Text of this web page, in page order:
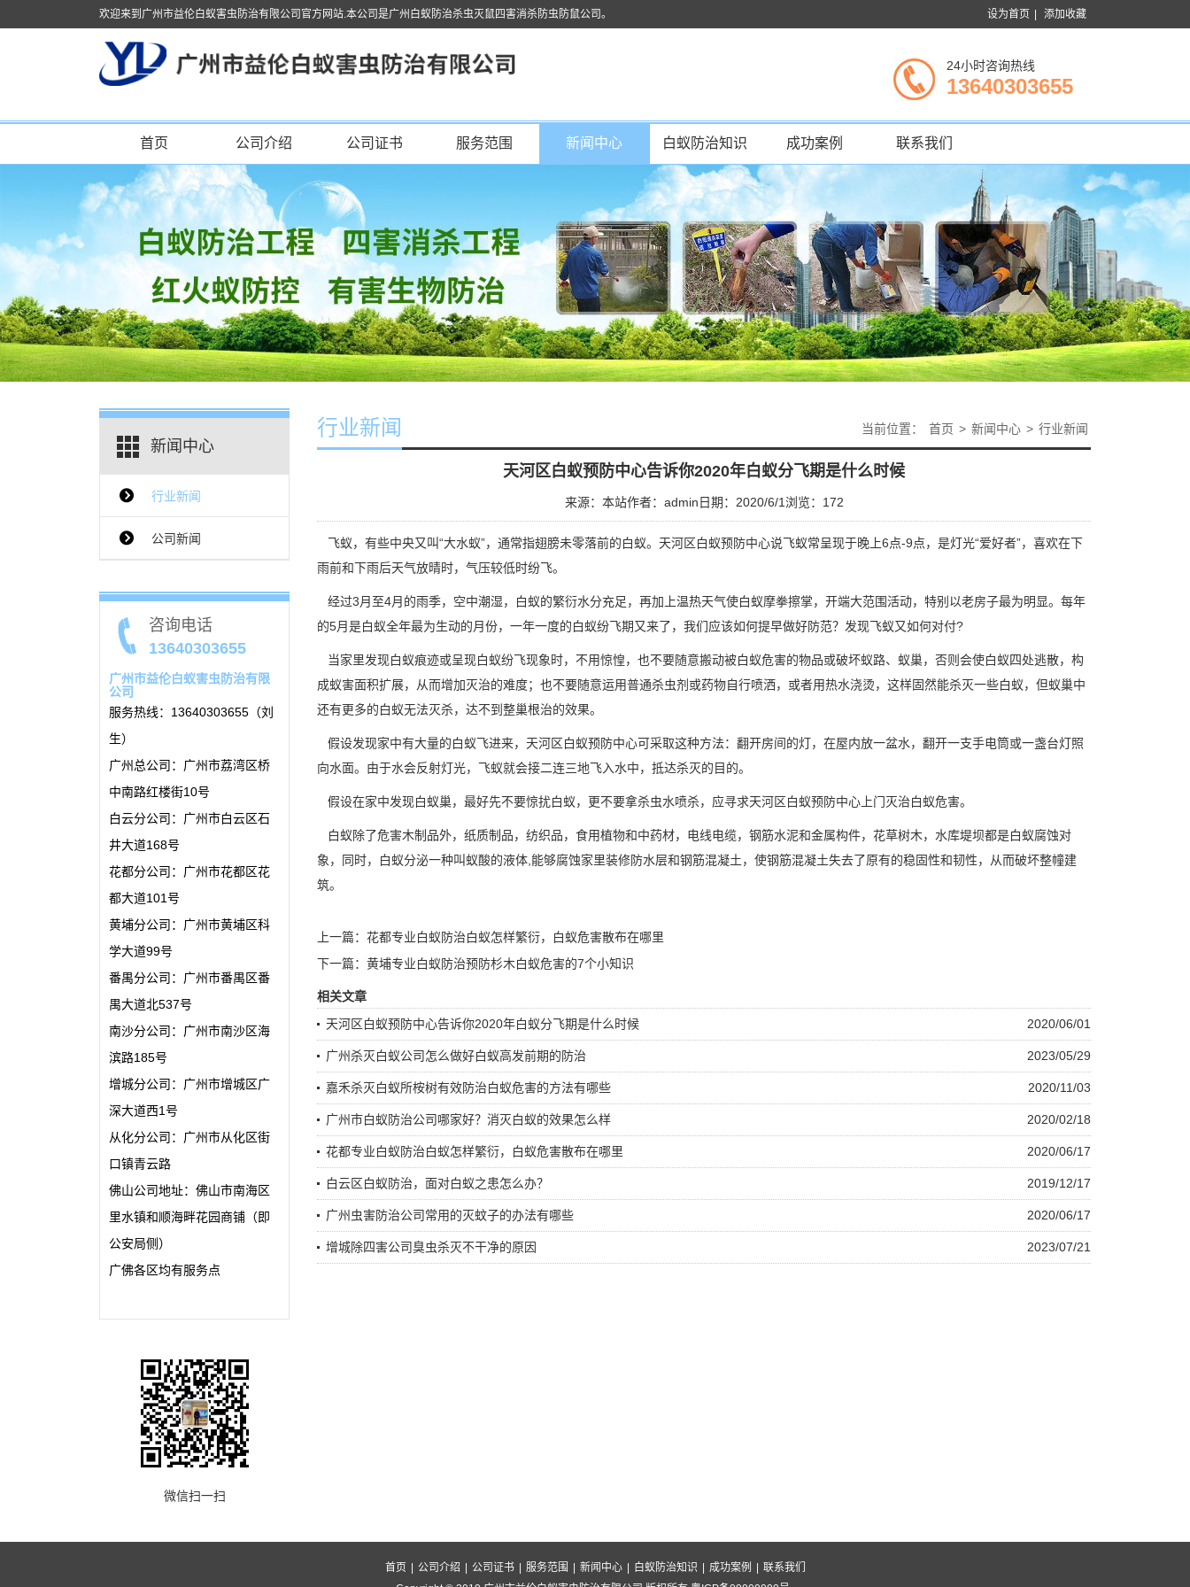
欢迎来到广州市益伦白蚁害虫防治有限公司官方网站.本公司是广州白蚁防治杀虫灭鼠四害消杀防虫防鼠公司。 设为首页 添加收藏
24小时咨询热线
13640303655
首页 公司介绍 公司证书 服务范围 新闻中心 白蚁防治知识 成功案例 联系我们
新闻中心
{$ClassName_en}
行业新闻
公司新闻
咨询电话
13640303655
广州市益伦白蚁害虫防治有限
公司
服务热线：13640303655（刘
生）
广州总公司：广州市荔湾区桥
中南路红楼街10号
白云分公司：广州市白云区石
井大道168号
花都分公司：广州市花都区花
都大道101号
黄埔分公司：广州市黄埔区科
学大道99号
番禺分公司：广州市番禺区番
禺大道北537号
南沙分公司：广州市南沙区海
滨路185号
增城分公司：广州市增城区广
深大道西1号
从化分公司：广州市从化区街
口镇青云路
佛山公司地址：佛山市南海区
里水镇和顺海畔花园商铺（即
公安局侧）
广佛各区均有服务点
微信扫一扫
行业新闻 当前位置： 首页 > 新闻中心 > 行业新闻
天河区白蚁预防中心告诉你2020年白蚁分飞期是什么时候
来源：本站作者：admin 日期：2020/6/1浏览： 172
飞蚁，有些中央又叫“大水蚁”，通常指翅膀未零落前的白蚁。 天河区白蚁预防中心说飞蚁常呈现于晚上6点-9点，是灯光“爱好者”，喜欢在下
雨前和下雨后天气放晴时，气压较低时纷飞。
经过3月至4月的雨季，空中潮湿，白蚁的繁衍水分充足，再加上温热天气使白蚁摩拳擦掌，开端大范围活动，特别以老房子最为明显。每年
的5月是白蚁全年最为生动的月份，一年一度的白蚁纷飞期又来了，我们应该如何提早做好防范？发现飞蚁又如何对付?
当家里发现白蚁痕迹或呈现白蚁纷飞现象时，不用惊惶，也不要随意搬动被白蚁危害的物品或破坏蚁路、蚁巢，否则会使白蚁四处逃散，构
成蚁害面积扩展，从而增加灭治的难度；也不要随意运用普通杀虫剂或药物自行喷洒，或者用热水浇烫，这样固然能杀灭一些白蚁，但蚁巢中
还有更多的白蚁无法灭杀，达不到整巢根治的效果。
假设发现家中有大量的白蚁飞进来，天河区白蚁预防中心可采取这种方法：翻开房间的灯，在屋内放一盆水，翻开一支手电筒或一盏台灯照
向水面。由于水会反射灯光，飞蚁就会接二连三地飞入水中，抵达杀灭的目的。
假设在家中发现白蚁巢，最好先不要惊扰白蚁，更不要拿杀虫水喷杀，应寻求天河区白蚁预防中心上门灭治白蚁危害。
白蚁除了危害木制品外，纸质制品，纺织品，食用植物和中药材，电线电缆，钢筋水泥和金属构件，花草树木，水库堤坝都是白蚁腐蚀对
象，同时，白蚁分泌一种叫蚁酸的液体,能够腐蚀家里装修防水层和钢筋混凝土，使钢筋混凝土失去了原有的稳固性和韧性，从而破坏整幢建
筑。
上一篇：花都专业白蚁防治白蚁怎样繁衍，白蚁危害散布在哪里
下一篇：黄埔专业白蚁防治预防杉木白蚁危害的7个小知识
相关文章
2020/06/01
天河区白蚁预防中心告诉你2020年白蚁分飞期是什么时候
2023/05/29
广州杀灭白蚁公司怎么做好白蚁高发前期的防治
2020/11/03
嘉禾杀灭白蚁所桉树有效防治白蚁危害的方法有哪些
2020/02/18
广州市白蚁防治公司哪家好？消灭白蚁的效果怎么样
2020/06/17
花都专业白蚁防治白蚁怎样繁衍，白蚁危害散布在哪里
2019/12/17
白云区白蚁防治，面对白蚁之患怎么办？
2020/06/17
广州虫害防治公司常用的灭蚊子的办法有哪些
2023/07/21
增城除四害公司臭虫杀灭不干净的原因
首页 公司介绍 公司证书 服务范围 新闻中心 白蚁防治知识 成功案例
联系我们